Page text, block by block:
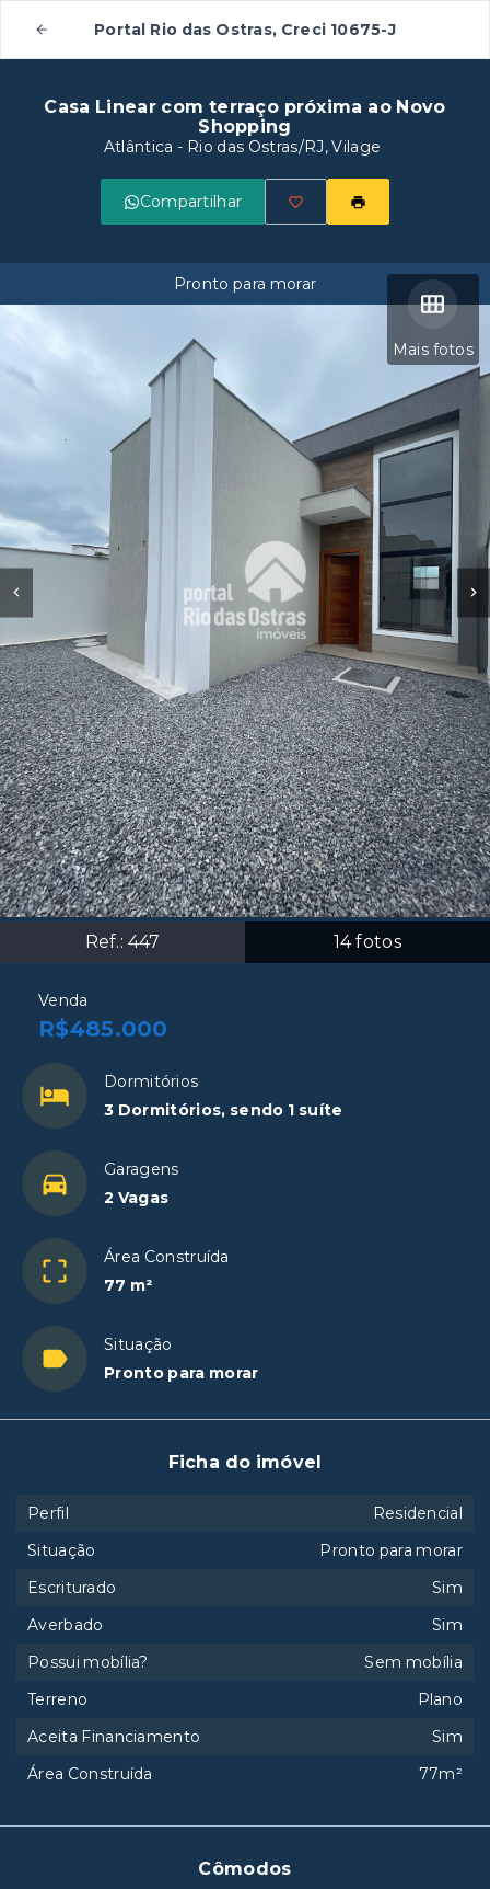
Portal Rio das Ostras, Creci 10675-J
Casa Linear com terraço próxima ao Novo
Shopping
Atlântica - Rio das Ostras/RJ, Vilage
Compartilhar
Mais fotos
Ref.: 447 14fotos
Pronto para morar
Venda
R$485.000
Dormitórios
3 Dormitórios, sendo 1 suíte
Garagens
2 Vagas
Área Construída
77 m²
Situação
Pronto para morar
Cômodos
Ficha do imóvel
Perfil
Residencial
Situação
Pronto para morar
Escriturado
Sim
Averbado
Sim
Possui mobília?
Sem mobília
Terreno
Plano
Aceita Financiamento
Sim
Área Construída
77m²